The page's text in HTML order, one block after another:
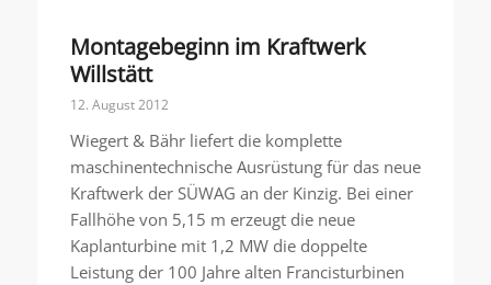
Montagebeginn im Kraftwerk
Willstätt
12. August 2012
Wiegert & Bähr liefert die komplette
maschinentechnische Ausrüstung für das neue
Kraftwerk der SÜWAG an der Kinzig. Bei einer
Fallhöhe von 5,15 m erzeugt die neue
Kaplanturbine mit 1,2 MW die doppelte
Leistung der 100 Jahre alten Francisturbinen